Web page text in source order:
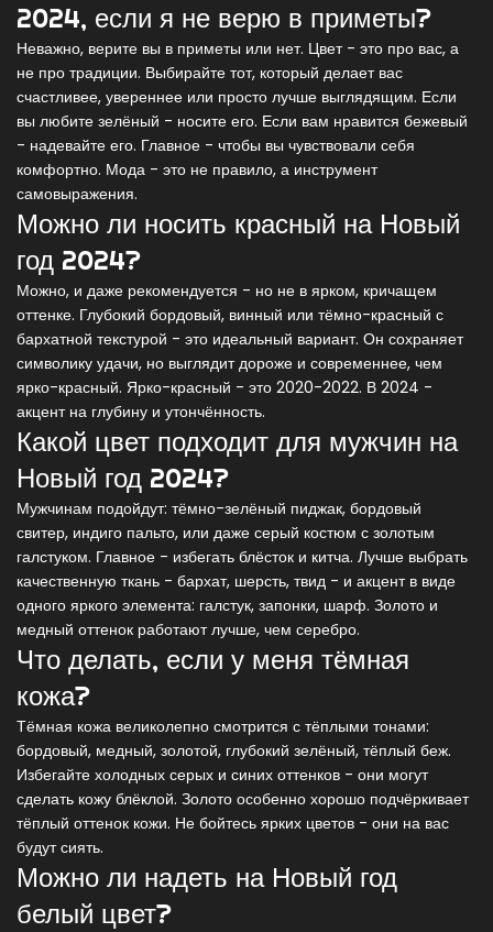
2024, если я не верю в приметы?
Неважно, верите вы в приметы или нет. Цвет - это про вас, а
не про традиции. Выбирайте тот, который делает вас
счастливее, увереннее или просто лучше выглядящим. Если
вы любите зелёный - носите его. Если вам нравится бежевый
- надевайте его. Главное - чтобы вы чувствовали себя
комфортно. Мода - это не правило, а инструмент
самовыражения.
Можно ли носить красный на Новый
год 2024?
Можно, и даже рекомендуется - но не в ярком, кричащем
оттенке. Глубокий бордовый, винный или тёмно-красный с
бархатной текстурой - это идеальный вариант. Он сохраняет
символику удачи, но выглядит дороже и современнее, чем
ярко-красный. Ярко-красный - это 2020-2022. В 2024 -
акцент на глубину и утончённость.
Какой цвет подходит для мужчин на
Новый год 2024?
Мужчинам подойдут: тёмно-зелёный пиджак, бордовый
свитер, индиго пальто, или даже серый костюм с золотым
галстуком. Главное - избегать блёсток и китча. Лучше выбрать
качественную ткань - бархат, шерсть, твид - и акцент в виде
одного яркого элемента: галстук, запонки, шарф. Золото и
медный оттенок работают лучше, чем серебро.
Что делать, если у меня тёмная
кожа?
Тёмная кожа великолепно смотрится с тёплыми тонами:
бордовый, медный, золотой, глубокий зелёный, тёплый беж.
Избегайте холодных серых и синих оттенков - они могут
сделать кожу блёклой. Золото особенно хорошо подчёркивает
тёплый оттенок кожи. Не бойтесь ярких цветов - они на вас
будут сиять.
Можно ли надеть на Новый год
белый цвет?